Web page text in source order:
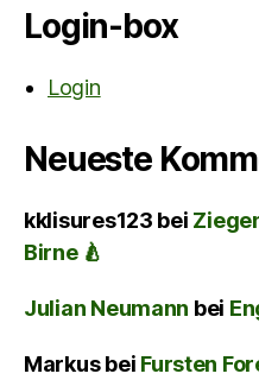
Login-box
Login
Neueste
kklisures123 bei
Birne 🍐
Julian Neumann bei
Markusbei Fursten